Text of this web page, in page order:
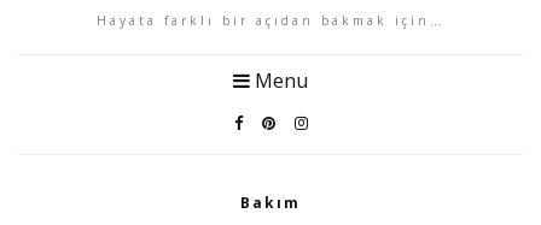
Hayata farklı bir açıdan bakmak için…
Menu
Bakım